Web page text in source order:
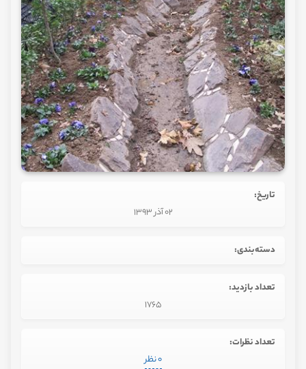
تاریخ:
02 آذر 1393
دسته‌بندی:
تعداد بازدید:
1765
تعداد نظرات:
0 نظر